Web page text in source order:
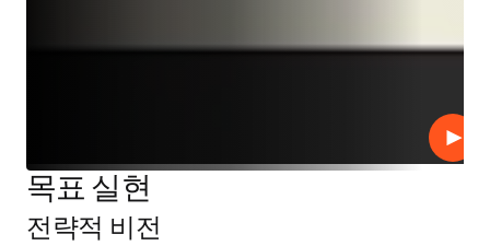
재생
목표 실현
전략적 비전